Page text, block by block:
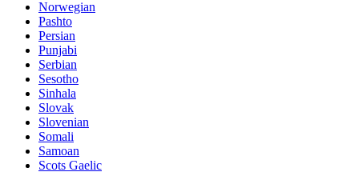
Norwegian
Pashto
Persian
Punjabi
Serbian
Sesotho
Sinhala
Slovak
Slovenian
Somali
Samoan
Scots Gaelic